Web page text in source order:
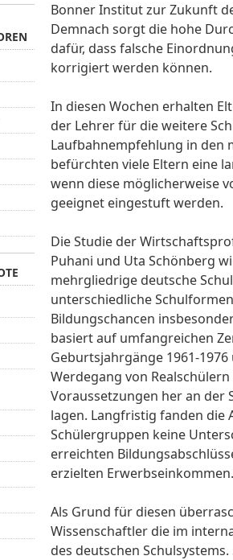
Bonner Institut zur Zukunft
Demnach sorgt die hohe
dafür, dass falsche
korrigiert werden können.
In diesen Wochen erhalten
der Lehrer für die weitere
Laufbahnempfehlung in den
befürchten viele Eltern eine
wenn diese möglicherweise
geeignet eingestuft werden.
Die Studie der
Puhani und Uta Schönberg
mehrgliedrige deutsche
unterschiedliche
Bildungschancen
basiert auf umfangreichen
Geburtsjahrgänge 1961-
Werdegang von
Voraussetzungen her an der
lagen. Langfristig fanden die
Schülergruppen keine
erreichten
erzielten Erwerbseinkommen.
Als Grund für diesen
Wissenschaftler die im
des deutschen